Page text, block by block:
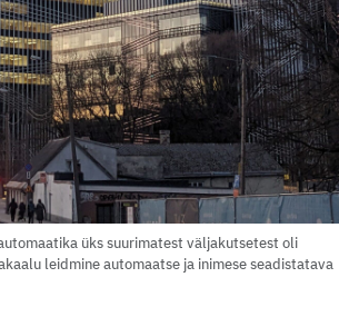
üks suurimatest väljakutsetest oli
leidmine automaatse ja inimese seadistatava